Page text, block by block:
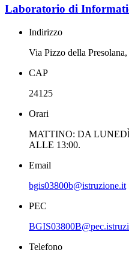
Laboratorio di
Indirizzo
Via Pizzo della Presolana,
CAP
24125
Orari
MATTINO: DA
ALLE 13:00.
Email
bgis03800b@istruzione.it
PEC
Telefono